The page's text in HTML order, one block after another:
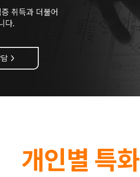
취득과 더불어
다.
>
개인별 특화